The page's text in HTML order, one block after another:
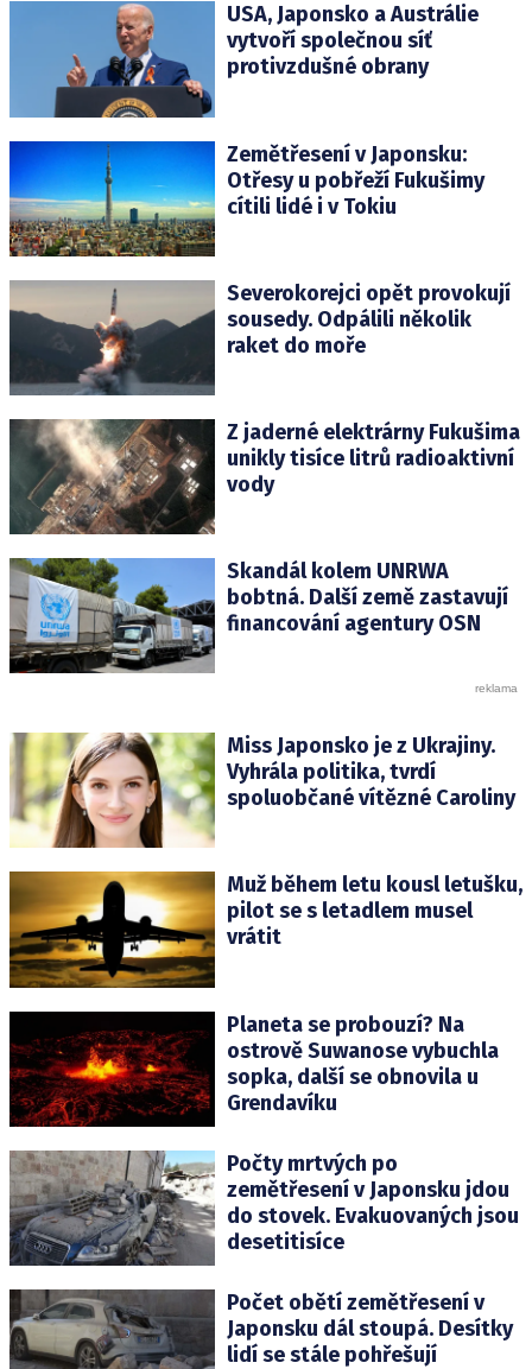
USA, Japonsko a Austrálie
vytvoří společnou síť
protivzdušné obrany
Zemětřesení v Japonsku:
Otřesy u pobřeží Fukušimy
cítili lidé i v Tokiu
Severokorejci opět provokují
sousedy. Odpálili několik
raket do moře
Z jaderné elektrárny Fukušima
unikly tisíce litrů radioaktivní
vody
Skandál kolem UNRWA
bobtná. Další země zastavují
financování agentury OSN
Miss Japonsko je z Ukrajiny.
Vyhrála politika, tvrdí
spoluobčané vítězné Caroliny
Muž během letu kousl letušku,
pilot se s letadlem musel
vrátit
Planeta se probouzí? Na
ostrově Suwanose vybuchla
sopka, další se obnovila u
Grendavíku
Počty mrtvých po
zemětřesení v Japonsku jdou
do stovek. Evakuovaných jsou
desetitisíce
Počet obětí zemětřesení v
Japonsku dál stoupá. Desítky
lidí se stále pohřešují